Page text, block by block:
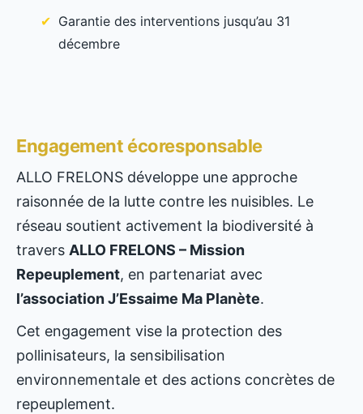
Garantie des interventions jusqu’au 31
décembre
Engagement écoresponsable
ALLO FRELONS développe une approche
raisonnée de la lutte contre les nuisibles. Le
réseau soutient activement la biodiversité à
travers ALLO FRELONS – Mission
Repeuplement, en partenariat avec
l’association J’Essaime Ma Planète.
Cet engagement vise la protection des
pollinisateurs, la sensibilisation
environnementale et des actions concrètes de
repeuplement.